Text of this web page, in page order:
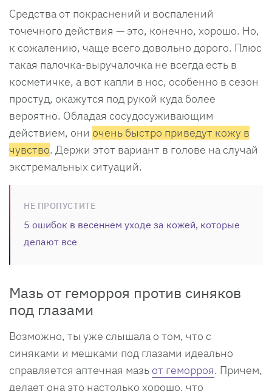
Средства от покраснений и воспалений
точечного действия — это, конечно, хорошо. Но,
к сожалению, чаще всего довольно дорого. Плюс
такая палочка-выручалочка не всегда есть в
косметичке, а вот капли в нос, особенно в сезон
простуд, окажутся под рукой куда более
вероятно. Обладая сосудосуживающим
действием, они очень быстро приведут кожу в
чувство. Держи этот вариант в голове на случай
экстремальных ситуаций.
НЕ ПРОПУСТИТЕ
5 ошибок в весеннем уходе за кожей, которые
делают все
Мазь от геморроя против синяков
под глазами
Возможно, ты уже слышала о том, что с
синяками и мешками под глазами идеально
справляется аптечная мазь от геморроя. Причем,
делает она это настолько хорошо, что